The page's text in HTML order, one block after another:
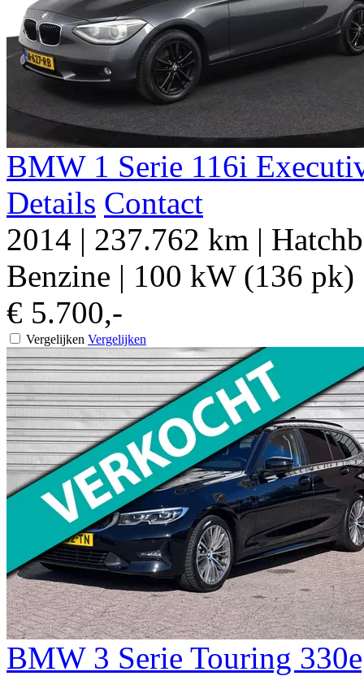
BMW 1 Serie 116i
Details Contact
2014 | 237.762 km |
Benzine | 100 kW (136 pk)
€ 5.700,-
Vergelijken Vergelijken
BMW 3 Serie Touring